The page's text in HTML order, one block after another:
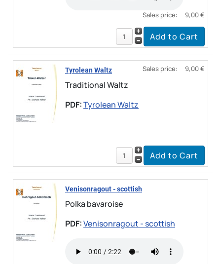
Sales price: 9,00 €
Tyrolean Waltz
Traditional Waltz
PDF:Tyrolean Waltz
Sales price: 9,00 €
Venisonragout - scottish
Polka bavaroise
PDF:Venisonragout - scottish